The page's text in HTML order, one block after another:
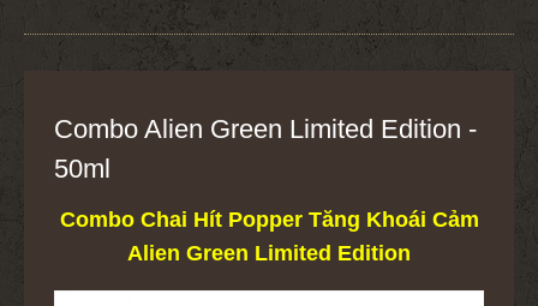
Combo Alien Green Limited Edition -
50ml
Combo Chai Hít Popper Tăng Khoái Cảm
Alien Green Limited Edition